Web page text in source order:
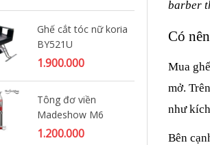
Ghế cắt tóc nữ koria
BY521U
1.900.000
Tông đơ viền
Madeshow M6
1.200.000
barber
Có
Mua
mở.
như
Bên